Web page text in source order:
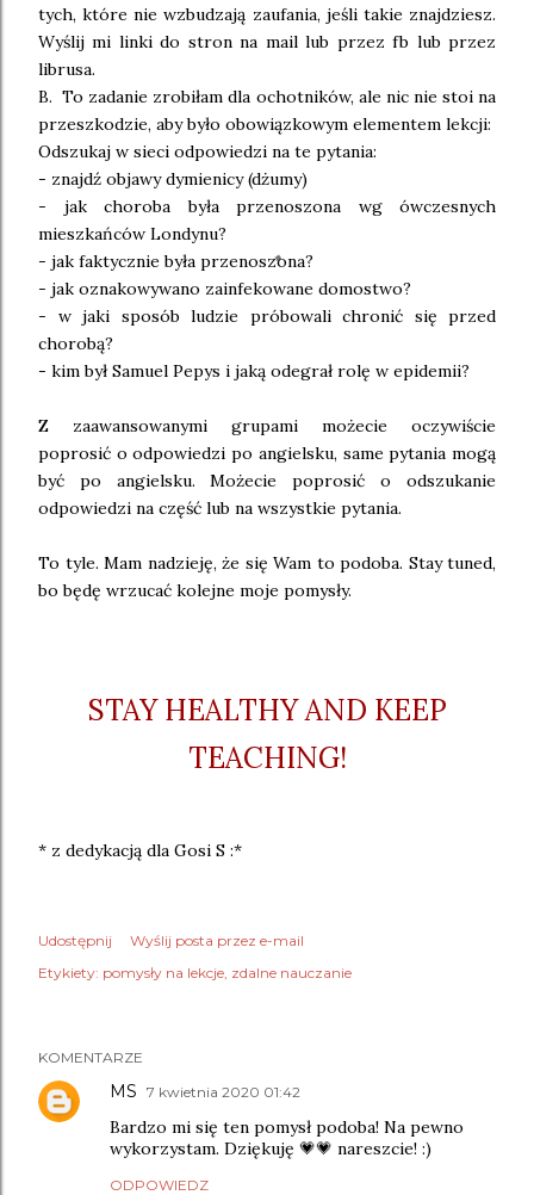
tych, które nie wzbudzają zaufania, jeśli takie znajdziesz.
Wyślij mi linki do stron na mail lub przez fb lub przez
librusa.
B. To zadanie zrobiłam dla ochotników, ale nic nie stoi na
przeszkodzie, aby było obowiązkowym elementem lekcji:
Odszukaj w sieci odpowiedzi na te pytania:
- znajdź objawy dymienicy (dżumy)
- jak choroba była przenoszona wg ówczesnych
mieszkańców Londynu?
- jak faktycznie była przenoszona?
- jak oznakowywano zainfekowane domostwo?
- w jaki sposób ludzie próbowali chronić się przed
chorobą?
- kim był Samuel Pepys i jaką odegrał rolę w epidemii?
Z zaawansowanymi grupami możecie oczywiście
poprosić o odpowiedzi po angielsku, same pytania mogą
być po angielsku. Możecie poprosić o odszukanie
odpowiedzi na część lub na wszystkie pytania.
To tyle. Mam nadzieję, że się Wam to podoba. Stay tuned,
bo będę wrzucać kolejne moje pomysły.
STAY HEALTHY AND KEEP
TEACHING!
* z dedykacją dla Gosi S :*
Udostępnij
Wyślij posta przez e-mail
Etykiety: pomysły na lekcje zdalne nauczanie
KOMENTARZE
MS 7 kwietnia 2020 01:42
Bardzo mi się ten pomysł podoba! Na pewno
wykorzystam. Dziękuję 💗💗 nareszcie! :)
ODPOWIEDZ